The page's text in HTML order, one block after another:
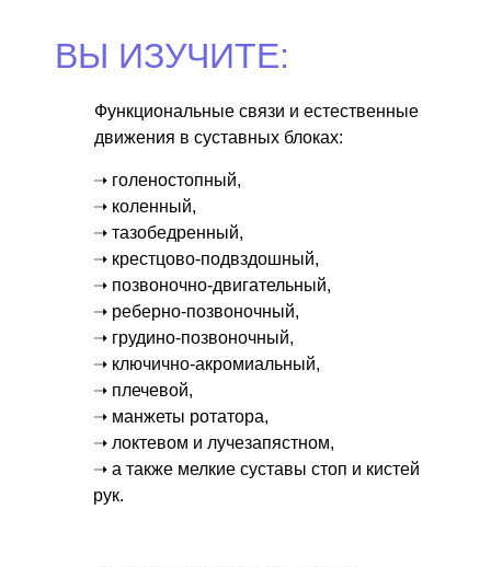
ВЫ ИЗУЧИТЕ:
Функциональные связи и естественные
движения в суставных блоках:
➝ голеностопный,
➝ коленный,
➝ тазобедренный,
➝ крестцово-подвздошный,
➝ позвоночно-двигательный,
➝ реберно-позвоночный,
➝ грудино-позвоночный,
➝ ключично-акромиальный,
➝ плечевой,
➝ манжеты ротатора,
➝ локтевом и лучезапястном,
➝ а также мелкие суставы стоп и кистей
рук.